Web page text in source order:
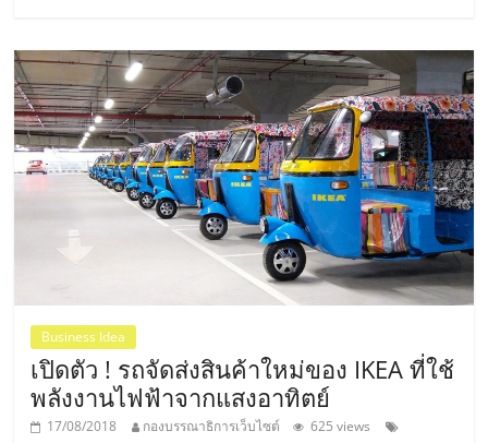
ร้าน
ปรึกษา
ฟรี,
บริการ
พัฒนา
ระบบ
Business Idea
เปิดตัว ! รถจัดส่งสินค้าใหม่ของ IKEA ที่ใช้
พลังงานไฟฟ้าจากแสงอาทิตย์
17/08/2018 กองบรรณาธิการเว็บไซต์
625 views